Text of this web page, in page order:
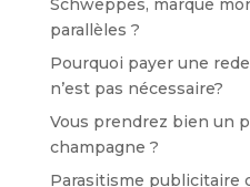
parallèles ?
Pourquoi payer une
n’est pas nécessaire?
Vous prendrez bien un
champagne ?
Parasitisme publicitaire